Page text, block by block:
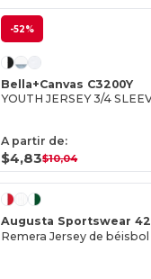
-52%
Bella+Canvas C3200Y
YOUTH JERSEY 3/4
A partir de:
$4,83$10,04
Augusta Sportswear